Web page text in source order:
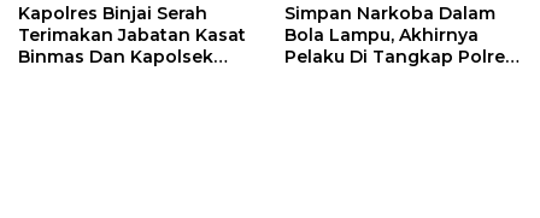
Kapolres Binjai Serah
Terimakan Jabatan Kasat
Binmas Dan Kapolsek
Simpan Narkoba Dalam
Bola Lampu, Akhirnya
Pelaku Di Tangkap Polres